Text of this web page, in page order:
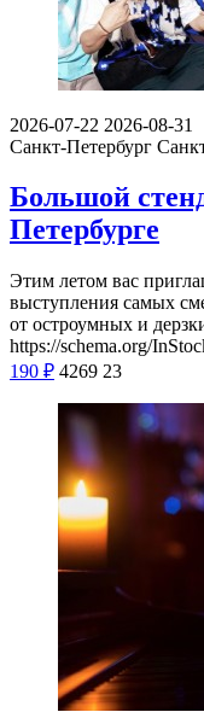
2026-07-22 2026-08-31
Санкт-Петербург
Большой
Петербурге
Этим летом вас
выступления самых
от остроумных и
https://schema.org/
190 ₽ 4269 23